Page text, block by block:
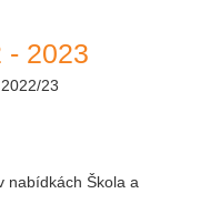
- 2023
23
nabídkách Škola a